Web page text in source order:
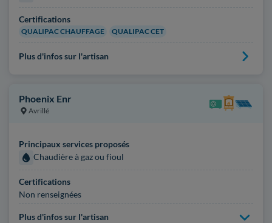
Certifications
QUALIPAC CHAUFFAGE QUALIPAC CET
Plus d'infos sur l'artisan
Phoenix Enr
Avrillé
Principaux services proposés
Chaudière à gaz ou fioul
Certifications
Non renseignées
Plus d'infos sur l'artisan